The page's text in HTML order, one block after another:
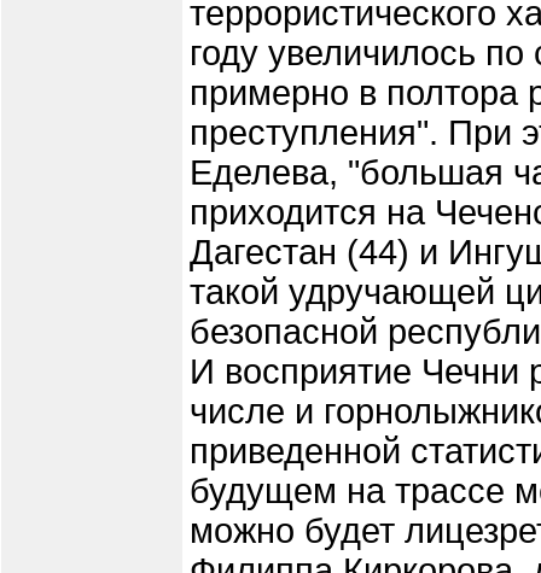
террористического
году увеличилось
примерно в полтора
преступления". При
Еделева, "большая
приходится на
Дагестан (44) и
такой удручающей
безопасной
И восприятие Чечни
числе и
приведенной
будущем на трассе
можно будет